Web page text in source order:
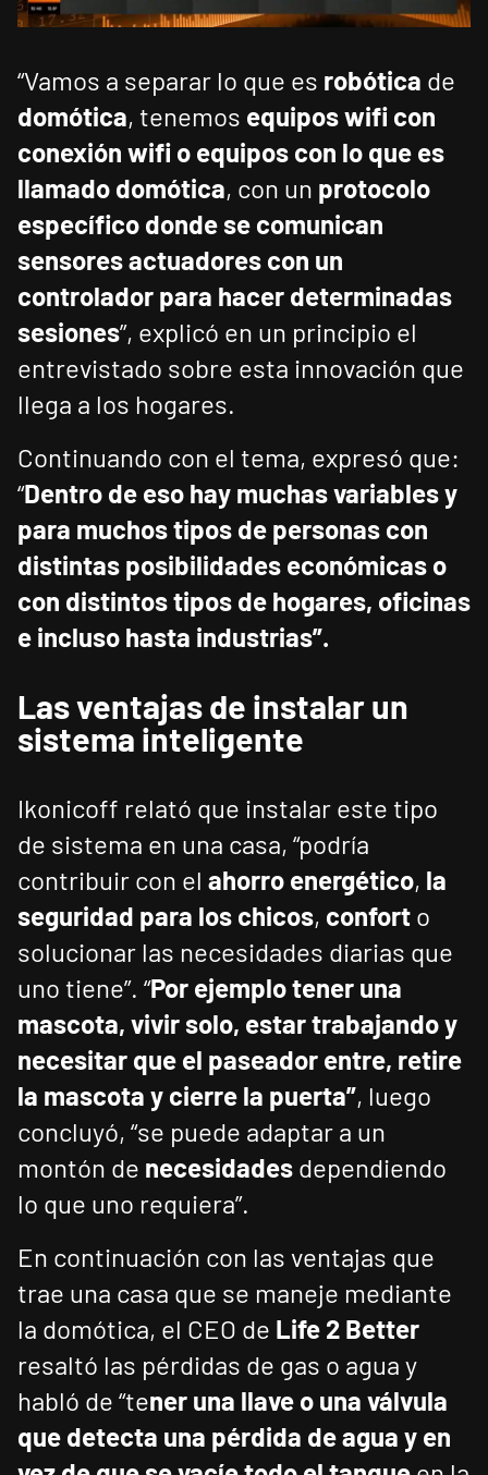
“Vamos a separar lo que es robótica de
domótica, tenemos equipos wifi con
conexión wifi o equipos con lo que es
llamado domótica, con un protocolo
específico donde se comunican
sensores actuadores con un
controlador para hacer determinadas
sesiones”, explicó en un principio el
entrevistado sobre esta innovación que
llega a los hogares.
Continuando con el tema, expresó que:
“Dentro de eso hay muchas variables y
para muchos tipos de personas con
distintas posibilidades económicas o
con distintos tipos de hogares, oficinas
e incluso hasta industrias”.
Las ventajas de instalar un
sistema inteligente
Ikonicoff relató que instalar este tipo
de sistema en una casa, “podría
contribuir con el ahorro energético, la
seguridad para los chicos, confort o
solucionar las necesidades diarias que
uno tiene”. “Por ejemplo tener una
mascota, vivir solo, estar trabajando y
necesitar que el paseador entre, retire
la mascota y cierre la puerta”, luego
concluyó, “se puede adaptar a un
montón de necesidades dependiendo
lo que uno requiera”.
En continuación con las ventajas que
trae una casa que se maneje mediante
la domótica, el CEO de Life 2 Better
resaltó las pérdidas de gas o agua y
habló de “tener una llave o una válvula
que detecta una pérdida de agua y en